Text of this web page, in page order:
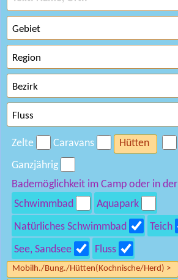
Zelte Caravans Hütten
Ganzjährig
Bademöglichkeit im Camp oder in
Schwimmbad
Aquapark
Natürliches Schwimmbad
Teich
See, Sandsee
Fluss
Mobilh./Bung./Hütten(Kochnische/Herd) >